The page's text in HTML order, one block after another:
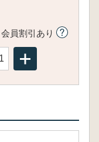
会員割引あり